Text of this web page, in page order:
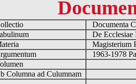
Documenta
De
Magisterium
1963-1978
Columna ad Culumnam